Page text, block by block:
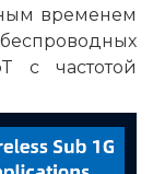
временем
с частотой